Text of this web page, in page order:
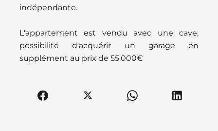
indépendante.
L'appartement est vendu avec une cave,
possibilité d'acquérir un garage en
supplément au prix de 55.000€